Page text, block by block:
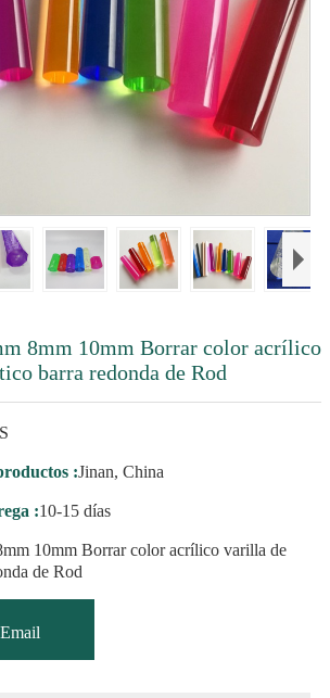
8mm 10mm Borrar color acrílico
barra redonda de Rod
:Jinan, China
:10-15 días
10mm Borrar color acrílico varilla de
de Rod